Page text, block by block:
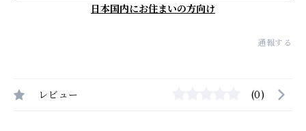
日本国内にお住まいの方向け
通報する
レビュー (0)